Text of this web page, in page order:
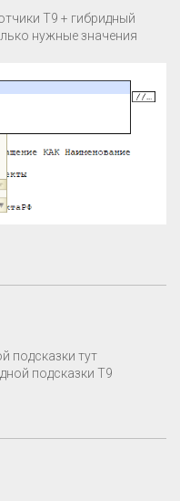
T9 + гибридный
нужные значения
подсказки тут
подсказки T9